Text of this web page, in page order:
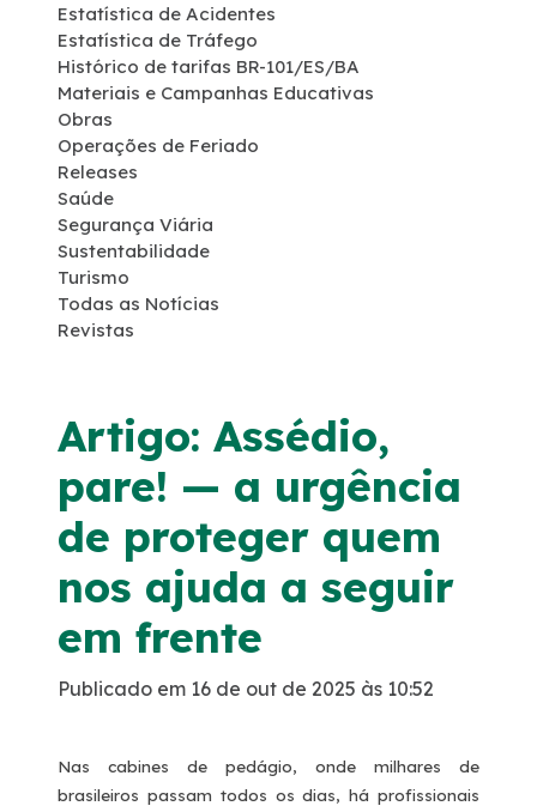
Compromissos Voluntários ESG
Projetos Socioambientais
Programas Ambientais
Licenciamento Ambiental
Política de Sustentabilidade
Atendimento
Fornecedores
Trabalhe Conosco
Pesquisa de satisfação
Estatística de Acidentes
Estatística de Tráfego
Histórico de tarifas BR-101/ES/BA
Materiais e Campanhas Educativas
Obras
Operações de Feriado
Releases
Saúde
Segurança Viária
Sustentabilidade
Turismo
Todas as Notícias
Revistas
Artigo: Assédio,
pare! — a urgência
de proteger quem
nos ajuda a seguir
em frente
Publicado em 16 de out de 2025 às 10:52
Nas cabines de pedágio, onde milhares de
brasileiros passam todos os dias, há profissionais